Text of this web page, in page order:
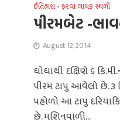
ઈતિહાસ •ફરવા લાયક સ્થળો
પીરમબેટ -
August 12, 2014
ઘોઘાથી દક્ષિણે ૬
પીરમ ટાપુ આવેલો છે. ૩
પહોળો આ ટાપુ
છે. મશિનવાળી...